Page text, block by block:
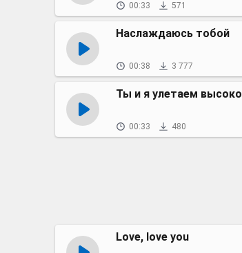
00:33 571
Наслаждаюсь тобой
00:38 3 777
Ты и я улетаем высоко
00:33 480
Love, love you